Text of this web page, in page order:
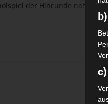
der Hinrunde nahm